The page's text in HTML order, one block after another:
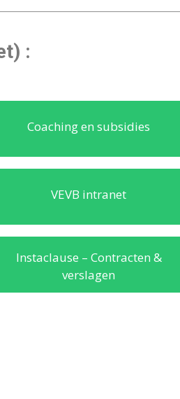
:
Coaching en subsidies
VEVB intranet
Instaclause – Contracten &
verslagen